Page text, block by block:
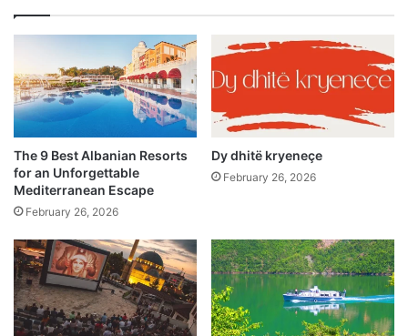
The 9 Best Albanian Resorts
for an Unforgettable
Mediterranean Escape
February 26, 2026
Dy dhitë kryeneçe
February 26, 2026